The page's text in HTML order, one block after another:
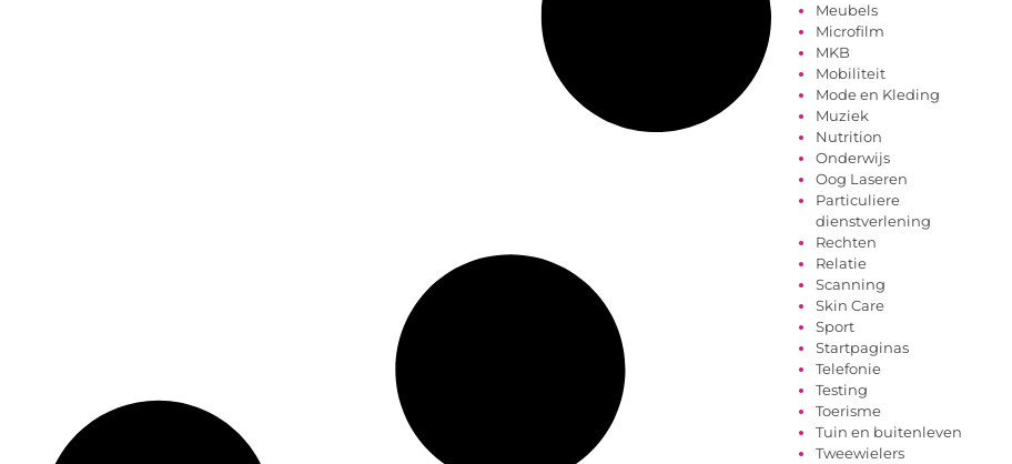
Meubels
Microfilm
MKB
Mobiliteit
Mode en Kleding
Muziek
Nutrition
Onderwijs
Oog Laseren
Particuliere
dienstverlening
Rechten
Relatie
Scanning
Skin Care
Sport
Startpaginas
Telefonie
Testing
Toerisme
Tuin en buitenleven
Tweewielers